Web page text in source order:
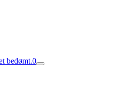
bedømt.0